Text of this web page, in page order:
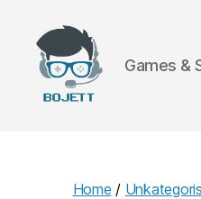
Games &
Home /